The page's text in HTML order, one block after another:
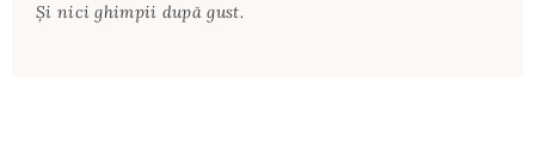
Și nici ghimpii după gust.